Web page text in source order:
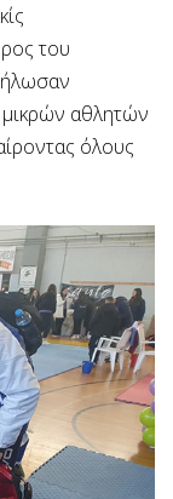
του
μικρών αθλητών
όλους